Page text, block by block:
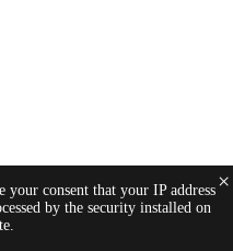
your consent that your IP address
by the security installed on
×